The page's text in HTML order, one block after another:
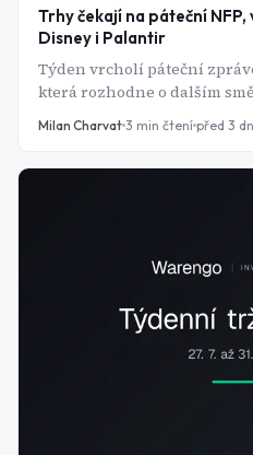
Trhy čekají na páteční
Disney i Palantir
Týden vrcholí páteční
která rozhodne o dalším
Mezitím dobíhá výsledková
Lilly i Palantir - a ve čtvrtek
Milan Charvat 3 min čtení před 3